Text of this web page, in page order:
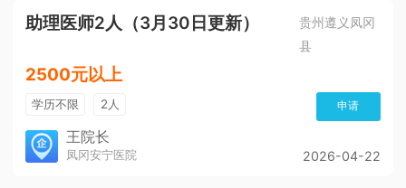
助理医师2人（3月30日更新）
贵州遵义凤冈
县
2500元以上
学历不限 2人 申请
王院长
凤冈安宁医院 2026-04-22